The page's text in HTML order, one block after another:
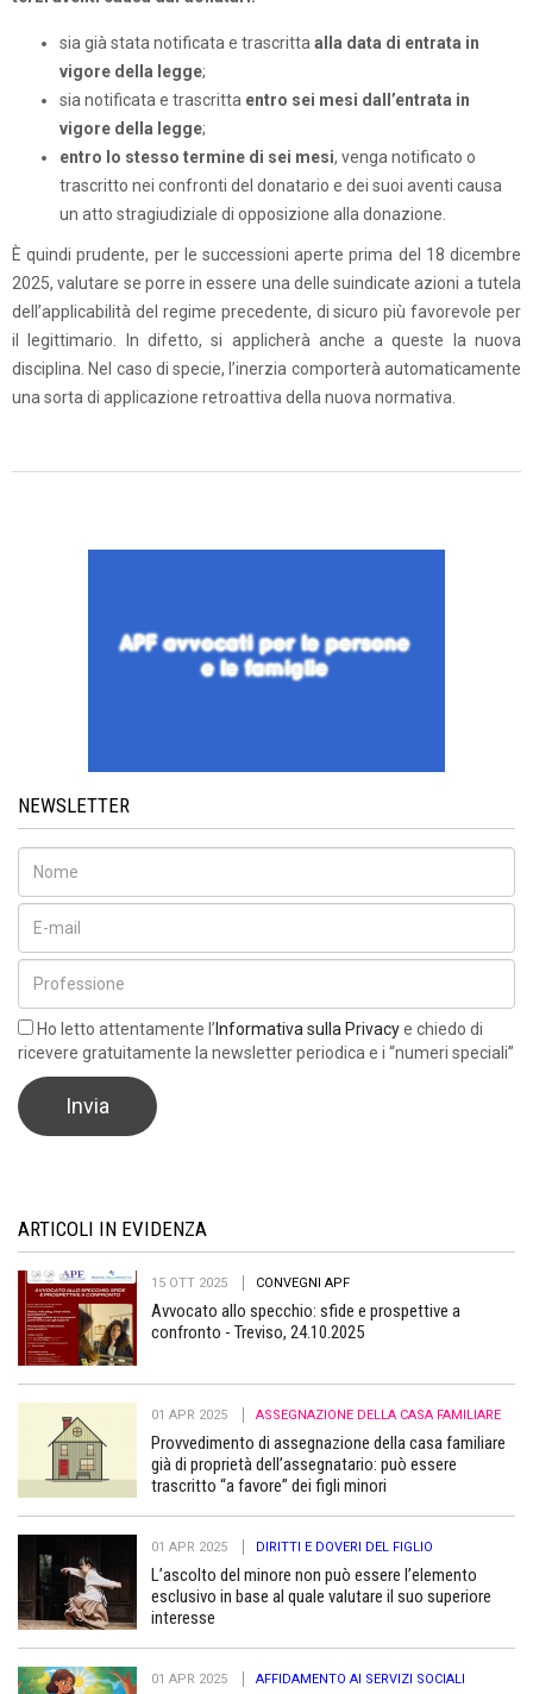
sia già stata notificata e trascritta alla data di entrata in
vigore della legge;
sia notificata e trascritta entro sei mesi dall’entrata in
vigore della legge;
entro lo stesso termine di sei mesi, venga notificato o
trascritto nei confronti del donatario e dei suoi aventi causa
un atto stragiudiziale di opposizione alla donazione.
È quindi prudente, per le successioni aperte prima del 18 dicembre
2025, valutare se porre in essere una delle suindicate azioni a tutela
dell’applicabilità del regime precedente, di sicuro più favorevole per
il legittimario. In difetto, si applicherà anche a queste la nuova
disciplina. Nel caso di specie, l’inerzia comporterà automaticamente
una sorta di applicazione retroattiva della nuova normativa.
NEWSLETTER
Ho letto attentamente l’ Informativa sulla Privacye chiedo di
ricevere gratuitamente la newsletter periodica e i “numeri speciali”
ARTICOLI IN EVIDENZA
15 OTT 2025 CONVEGNI APF
Avvocato allo specchio: sfide e prospettive a
confronto - Treviso, 24.10.2025
01 APR 2025 ASSEGNAZIONE DELLA CASA FAMILIARE
Provvedimento di assegnazione della casa familiare
già di proprietà dell’assegnatario: può essere
trascritto “a favore” dei figli minori
01 APR 2025 DIRITTI E DOVERI DEL FIGLIO
L’ascolto del minore non può essere l’elemento
esclusivo in base al quale valutare il suo superiore
interesse
01 APR 2025 AFFIDAMENTO AI SERVIZI SOCIALI